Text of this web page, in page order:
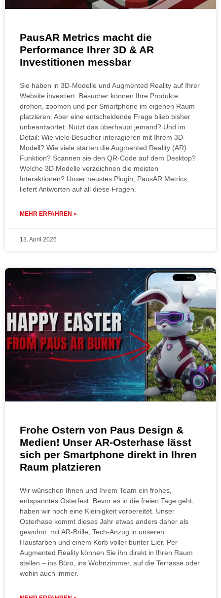
PausAR Metrics macht die
Performance Ihrer 3D & AR
Investitionen messbar
Sie haben in 3D-Modelle und Augmented Reality auf Ihrer
Website investiert. Besucher können Ihre Produkte
drehen, zoomen und per Smartphone im eigenen Raum
platzieren. Aber eine entscheidende Frage blieb bisher
unbeantwortet: Nutzt das überhaupt jemand? Und im
Detail: Wie viele Besucher interagieren mit Ihrem 3D-
Modell? Wie viele starten die Augmented Reality (AR)
Funktion? Scannen sie den QR-Code auf dem Desktop?
Welche 3D Modelle verzeichnen die meisten
Interaktionen? Unser neustes Plugin, PausAR Metrics,
liefert Antworten auf all diese Fragen.
MEHR ERFAHREN »
13. April 2026
Frohe Ostern von Paus Design &
Medien! Unser AR-Osterhase lässt
sich per Smartphone direkt in Ihren
Raum platzieren
Wir wünschen Ihnen und Ihrem Team ein frohes,
entspanntes Osterfest. Bevor es in die freien Tage geht,
haben wir noch eine Kleinigkeit vorbereitet. Unser
Osterhase kommt dieses Jahr etwas anders daher als
gewohnt: mit AR-Brille, Tech-Anzug in unseren
Hausfarben und einem Korb voller bunter Eier. Per
Augmented Reality können Sie ihn direkt in Ihren Raum
stellen – ins Büro, ins Wohnzimmer, auf die Terrasse oder
wohin auch immer.